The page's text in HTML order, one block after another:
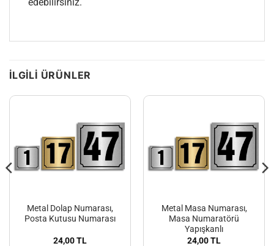
İLGILI ÜRÜNLER
Metal Dolap Numarası,
Posta Kutusu Numarası
24,00TL
Metal Masa Numarası,
Masa Numaratörü
Yapışkanlı
24,00TL